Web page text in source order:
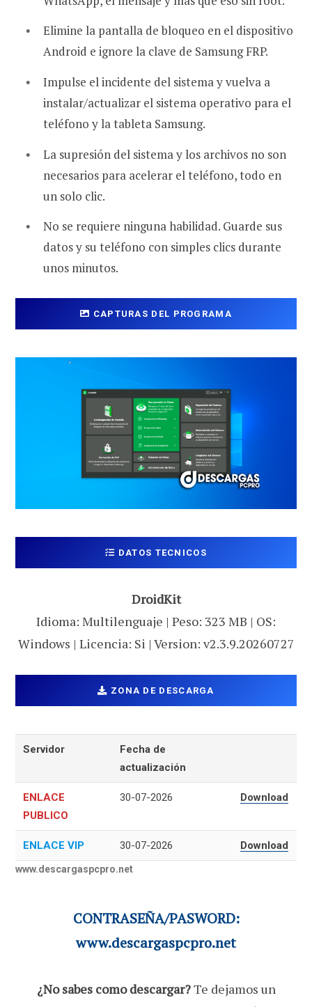
Elimine la pantalla de bloqueo en el dispositivo
Android e ignore la clave de Samsung FRP.
Impulse el incidente del sistema y vuelva a
instalar/actualizar el sistema operativo para el
teléfono y la tableta Samsung.
La supresión del sistema y los archivos no son
necesarios para acelerar el teléfono, todo en
un solo clic.
No se requiere ninguna habilidad. Guarde sus
datos y su teléfono con simples clics durante
unos minutos.
CAPTURAS DEL PROGRAMA
DATOS TECNICOS
DroidKit
Idioma: Multilenguaje | Peso: 323 MB | OS:
Windows | Licencia: Si | Version: v2.3.9.20260727
ZONA DE DESCARGA
Servidor
Fecha de
actualización
ENLACE
PUBLICO
30-07-2026 Download
ENLACE VIP 30-07-2026 Download
www.descargaspcpro.net
CONTRASEÑA/PASWORD:
www.descargaspcpro.net
¿No sabes como descargar?Te dejamos un